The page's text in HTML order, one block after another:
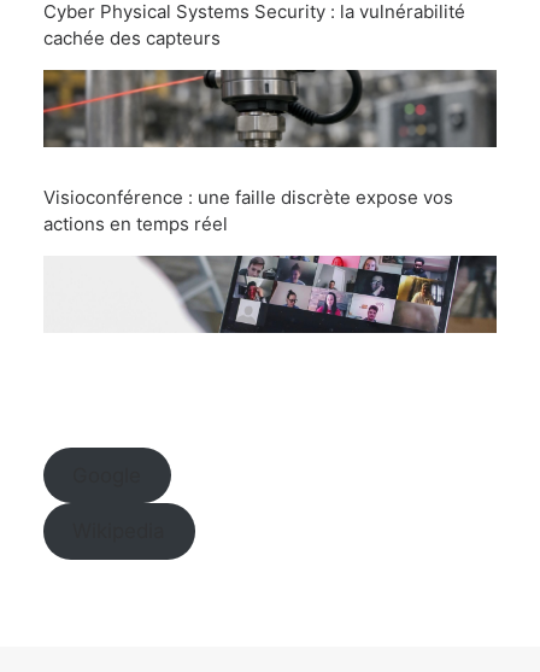
Cyber Physical Systems Security : la vulnérabilité
cachée des capteurs
Visioconférence : une faille discrète expose vos
actions en temps réel